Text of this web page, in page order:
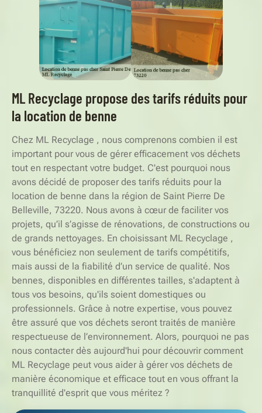
ML Recyclage propose des tarifs réduits pour
la location de benne
Chez ML Recyclage , nous comprenons combien il est
important pour vous de gérer efficacement vos déchets
tout en respectant votre budget. C'est pourquoi nous
avons décidé de proposer des tarifs réduits pour la
location de benne dans la région de Saint Pierre De
Belleville, 73220. Nous avons à cœur de faciliter vos
projets, qu’il s’agisse de rénovations, de constructions ou
de grands nettoyages. En choisissant ML Recyclage ,
vous bénéficiez non seulement de tarifs compétitifs,
mais aussi de la fiabilité d’un service de qualité. Nos
bennes, disponibles en différentes tailles, s'adaptent à
tous vos besoins, qu'ils soient domestiques ou
professionnels. Grâce à notre expertise, vous pouvez
être assuré que vos déchets seront traités de manière
respectueuse de l’environnement. Alors, pourquoi ne pas
nous contacter dès aujourd'hui pour découvrir comment
ML Recyclage peut vous aider à gérer vos déchets de
manière économique et efficace tout en vous offrant la
tranquillité d'esprit que vous méritez ?